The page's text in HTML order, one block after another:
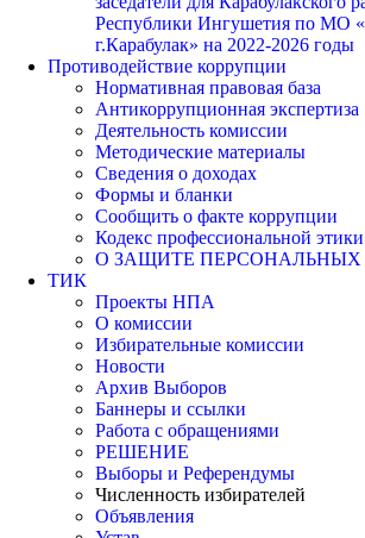
Республики Ингушетия по МО
г.Карабулак» на 2022-2026 годы
Противодействие коррупции
Нормативная правовая база
Антикоррупционная экспертиза
Деятельность комиссии
Методические материалы
Сведения о доходах
Формы и бланки
Сообщить о факте коррупции
Кодекс профессиональной этики
О ЗАЩИТЕ
ТИК
Проекты НПА
О комиссии
Избирательные комиссии
Новости
Архив Выборов
Баннеры и ссылки
Работа с обращениями
РЕШЕНИЕ
Выборы и Референдумы
Численность избирателей
Объявления